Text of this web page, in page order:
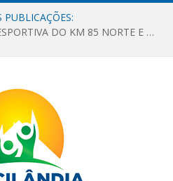
OBRAS DA QUADRA POLIESPORTIVA DO KM 85 NORTE E DA ESCOLA GASPAR VIANA AVANÇAM